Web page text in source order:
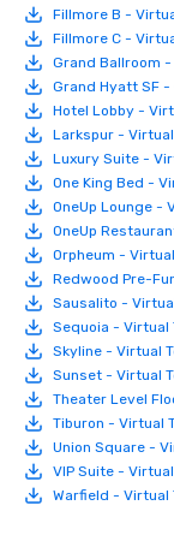
Fillmore B -
Fillmore C -
Grand Ballroom
Grand Hyatt SF
Hotel Lobby -
Larkspur -
Luxury Suite -
One King Bed -
OneUp Lounge -
OneUp
Orpheum -
Redwood Pre-
Sausalito -
Sequoia - Virtual
Skyline - Virtual
Sunset - Virtual
Theater Level
Tiburon - Virtual
Union Square -
VIP Suite -
Warfield - Virtual